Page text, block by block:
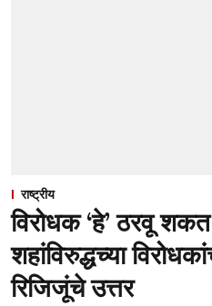
राष्ट्रीय
विरोधक ‘हे’ ठरवू
शहांविरुद्धच्या
रिजिजूंचे उत्तर